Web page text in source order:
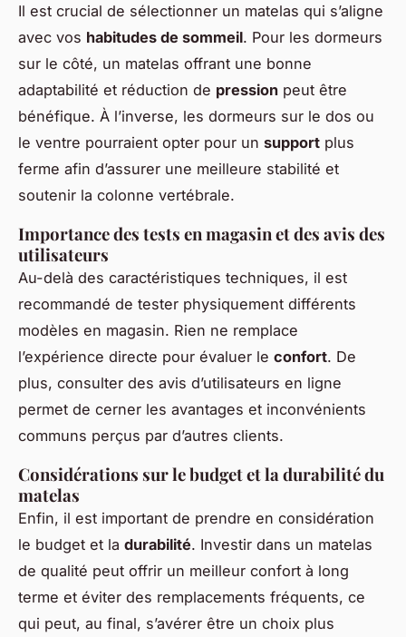
Il est crucial de sélectionner un matelas qui s’aligne
avec vos habitudes de sommeil. Pour les dormeurs
sur le côté, un matelas offrant une bonne
adaptabilité et réduction de pression peut être
bénéfique. À l’inverse, les dormeurs sur le dos ou
le ventre pourraient opter pour un support plus
ferme afin d’assurer une meilleure stabilité et
soutenir la colonne vertébrale.
Importance des tests en magasin et des avis des
utilisateurs
Au-delà des caractéristiques techniques, il est
recommandé de tester physiquement différents
modèles en magasin. Rien ne remplace
l’expérience directe pour évaluer le confort. De
plus, consulter des avis d’utilisateurs en ligne
permet de cerner les avantages et inconvénients
communs perçus par d’autres clients.
Considérations sur le budget et la durabilité du
matelas
Enfin, il est important de prendre en considération
le budget et la durabilité. Investir dans un matelas
de qualité peut offrir un meilleur confort à long
terme et éviter des remplacements fréquents, ce
qui peut, au final, s’avérer être un choix plus